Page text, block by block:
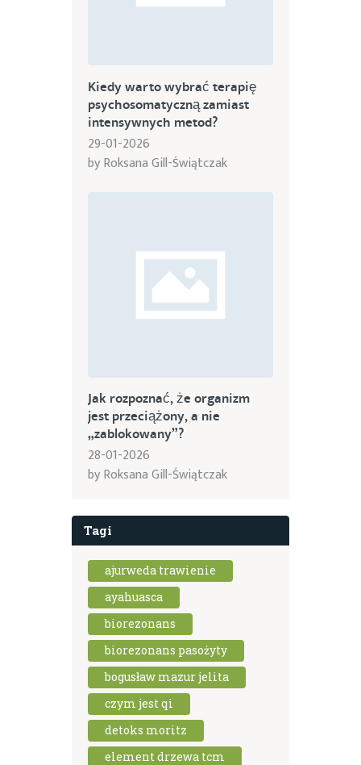
Kiedy warto wybrać terapię
psychosomatyczną zamiast
intensywnych metod?
29-01-2026
byRoksana Gill-Świątczak
Jak rozpoznać, że organizm
jest przeciążony, a nie
„zablokowany”?
28-01-2026
byRoksana Gill-Świątczak
Tagi
ajurweda trawienie
ayahuasca
biorezonans
biorezonans pasożyty
bogusław mazur jelita
czym jest qi
detoks moritz
element drzewa tcm